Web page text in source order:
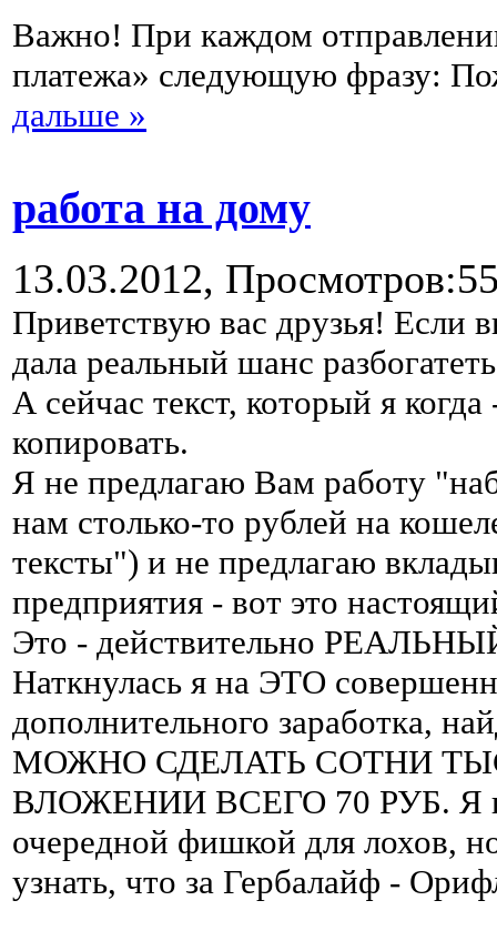
Важно! При каждом
платежа» следующую фразу:
дальше »
работа на дому
13.03.2012,
Приветствую вас друзья! Если
дала реальный шанс
А сейчас текст, который я
копировать.
Я не предлагаю Вам работу
нам столько-то рублей на
тексты") и не предлагаю
предприятия - вот это
Это - действительно
Наткнулась я на ЭТО
дополнительного заработка,
МОЖНО СДЕЛАТЬ СОТНИ
ВЛОЖЕНИИ ВСЕГО 70 РУБ. Я
очередной фишкой для лохов,
узнать, что за Гербалайф -